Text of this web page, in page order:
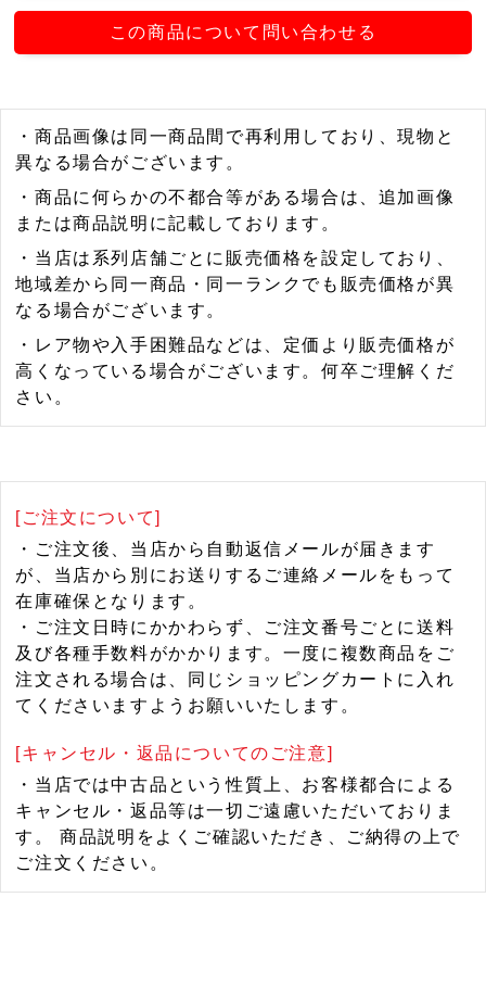
この商品について問い合わせる
・商品画像は同一商品間で再利用しており、現物と
異なる場合がございます。
・商品に何らかの不都合等がある場合は、追加画像
または商品説明に記載しております。
・当店は系列店舗ごとに販売価格を設定しており、
地域差から同一商品・同一ランクでも販売価格が異
なる場合がございます。
・レア物や入手困難品などは、定価より販売価格が
高くなっている場合がございます。何卒ご理解くだ
さい。
[ご注文について]
・ご注文後、当店から自動返信メールが届きます
が、当店から別にお送りするご連絡メールをもって
在庫確保となります。
・ご注文日時にかかわらず、ご注文番号ごとに送料
及び各種手数料がかかります。一度に複数商品をご
注文される場合は、同じショッピングカートに入れ
てくださいますようお願いいたします。
[キャンセル・返品についてのご注意]
・当店では中古品という性質上、お客様都合による
キャンセル・返品等は一切ご遠慮いただいておりま
す。 商品説明をよくご確認いただき、ご納得の上で
ご注文ください。